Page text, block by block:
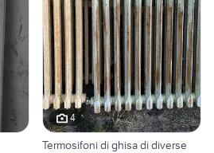
4
Termosifoni di ghisa di diverse